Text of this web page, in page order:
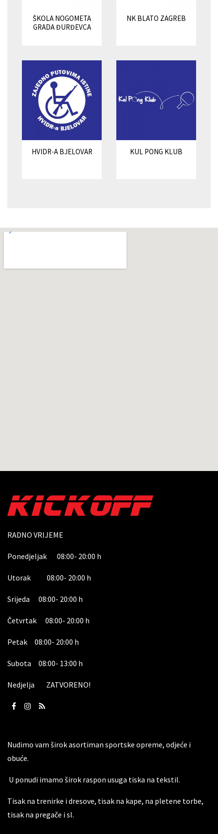
ŠKOLA NOGOMETA
GRADA ĐURĐEVCA
NK BLATO ZAGREB
HVIDR-A BJELOVAR KUL PONG KLUB
RADNO VRIJEME
Ponedjeljak 08:00- 20:00 h
Utorak 08:00- 20:00 h
Srijeda 08:00- 20:00 h
Četvrtak 08:00- 20:00 h
Petak 08:00- 20:00 h
Subota 08:00- 13:00 h
Nedjelja ZATVORENO!
Nudimo vam širok asortiman sportske opreme, odjeće i
obuće.
U ponudi imamo širok raspon usuga tiska na tekstil.
Tisak na trenirke i dresove, tisak na kape, na pletene torbe,
tisak na pregače i sl.